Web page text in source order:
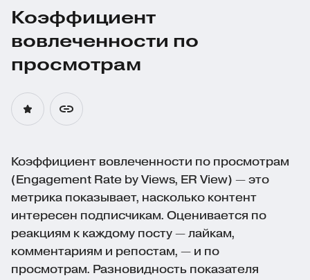
Коэффициент
вовлеченности по
просмотрам
Коэффициент вовлеченности по просмотрам
(Engagement Rate by Views, ER View) — это
метрика показывает, насколько контент
интересен подписчикам. Оценивается по
реакциям к каждому посту — лайкам,
комментариям и репостам, — и по
просмотрам. Разновидность показателя